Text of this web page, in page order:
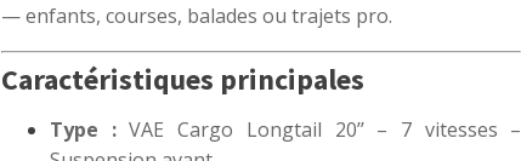
— enfants, courses, balades ou trajets pro.
Caractéristiques principales
Type :VAE Cargo Longtail 20’’ – 7 vitesses –